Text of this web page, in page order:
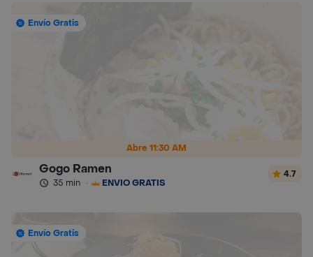
Abre 11:30 AM
Envío Gratis
Gogo Ramen
35 min · ENVÍO GRATIS
4.7
Envío Gratis